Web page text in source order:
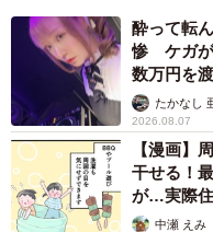
酔って転
惨 ケガが
数万円を
たかなし
2026.08.07
【漫画】
干せる！
が…実際住
中瀬 えみ